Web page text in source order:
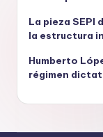
La pieza SEPI
la estructura
Humberto
régimen